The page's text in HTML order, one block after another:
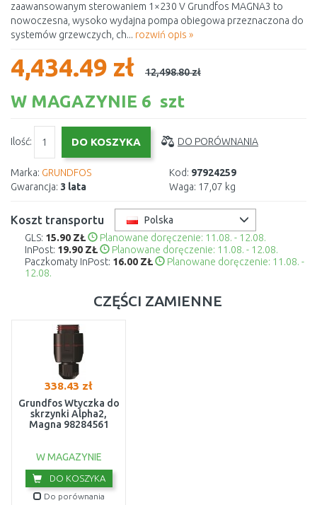
zaawansowanym sterowaniem 1×230 V Grundfos MAGNA3 to
nowoczesna, wysoko wydajna pompa obiegowa przeznaczona do
systemów grzewczych, ch... rozwiń opis »
4,434.49 zł 12,498.80 zł
W MAGAZYNIE 6 szt
Ilość: DO PORÓWNANIA
Marka: GRUNDFOS
Gwarancja: 3 lata
Kod: 97924259
Waga: 17,07 kg
Koszt transportu
Polska
GLS: 15.90 ZŁ
Planowane doręczenie: 11.08. - 12.08.
InPost: 19.90 ZŁ
Planowane doręczenie: 11.08. - 12.08.
Paczkomaty InPost: 16.00 ZŁ
Planowane doręczenie: 11.08. -
12.08.
CZĘŚCI ZAMIENNE
338.43 zł
Grundfos Wtyczka do
skrzynki Alpha2,
Magna 98284561
W MAGAZYNIE
DO KOSZYKA
Do porównania